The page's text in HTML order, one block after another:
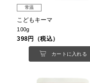
常温
こどもキーマ
100g
398円（税込）
カートに入れる